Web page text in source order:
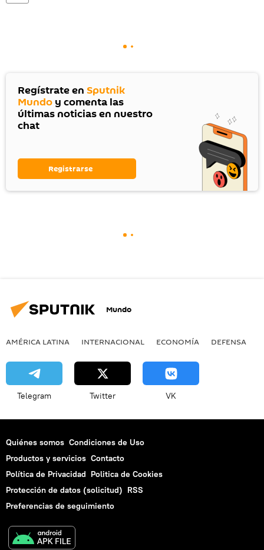
Regístrate en Sputnik
Mundo y comenta las
últimas noticias en nuestro
chat
Registrarse
Mundo
AMÉRICA LATINA INTERNACIONAL ECONOMÍA DEFENSA
Telegram Twitter VK
Quiénes somos Condiciones de Uso
Productos y servicios Contacto
Política de Privacidad Politica de Cookies
Protección de datos (solicitud) RSS
Preferencias de seguimiento